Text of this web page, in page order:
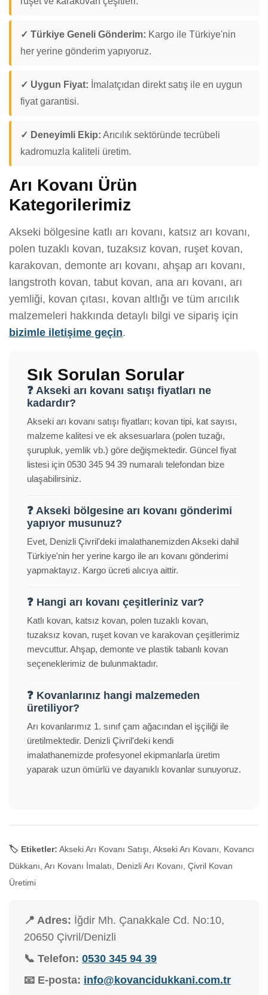
✓ Türkiye Geneli Gönderim: Kargo ile Türkiye'nin
her yerine gönderim yapıyoruz.
✓ Uygun Fiyat: İmalatçıdan direkt satış ile en uygun
fiyat garantisi.
✓ Deneyimli Ekip: Arıcılık sektöründe tecrübeli
kadromuzla kaliteli üretim.
Arı Kovanı Ürün
Kategorilerimiz
Akseki bölgesine katlı arı kovanı, katsız arı kovanı,
polen tuzaklı kovan, tuzaksız kovan, ruşet kovan,
karakovan, demonte arı kovanı, ahşap arı kovanı,
langstroth kovan, tabut kovan, ana arı kovanı, arı
yemliği, kovan çıtası, kovan altlığı ve tüm arıcılık
malzemeleri hakkında detaylı bilgi ve sipariş için
bizimle iletişime geçin.
Sık Sorulan Sorular
❓ Akseki arı kovanı satışı fiyatları ne
kadardır?
Akseki arı kovanı satışı fiyatları; kovan tipi, kat sayısı,
malzeme kalitesi ve ek aksesuarlara (polen tuzağı,
şurupluk, yemlik vb.) göre değişmektedir. Güncel fiyat
listesi için 0530 345 94 39 numaralı telefondan bize
ulaşabilirsiniz.
❓ Akseki bölgesine arı kovanı gönderimi
yapıyor musunuz?
Evet, Denizli Çivril'deki imalathanemizden Akseki dahil
Türkiye'nin her yerine kargo ile arı kovanı gönderimi
yapmaktayız. Kargo ücreti alıcıya aittir.
❓ Hangi arı kovanı çeşitleriniz var?
Katlı kovan, katsız kovan, polen tuzaklı kovan,
tuzaksız kovan, ruşet kovan ve karakovan çeşitlerimiz
mevcuttur. Ahşap, demonte ve plastik tabanlı kovan
seçeneklerimiz de bulunmaktadır.
❓ Kovanlarınız hangi malzemeden
üretiliyor?
Arı kovanlarımız 1. sınıf çam ağacından el işçiliği ile
üretilmektedir. Denizli Çivril'deki kendi
imalathanemizde profesyonel ekipmanlarla üretim
yaparak uzun ömürlü ve dayanıklı kovanlar sunuyoruz.
🏷️ Etiketler: Akseki Arı Kovanı Satışı, Akseki Arı Kovanı, Kovancı
Dükkanı, Arı Kovanı İmalatı, Denizli Arı Kovanı, Çivril Kovan
Üretimi
📍 Adres: İğdir Mh. Çanakkale Cd. No:10,
20650 Çivril/Denizli
📞 Telefon: 0530 345 94 39
📧 E-posta: info@kovancidukkani.com.tr